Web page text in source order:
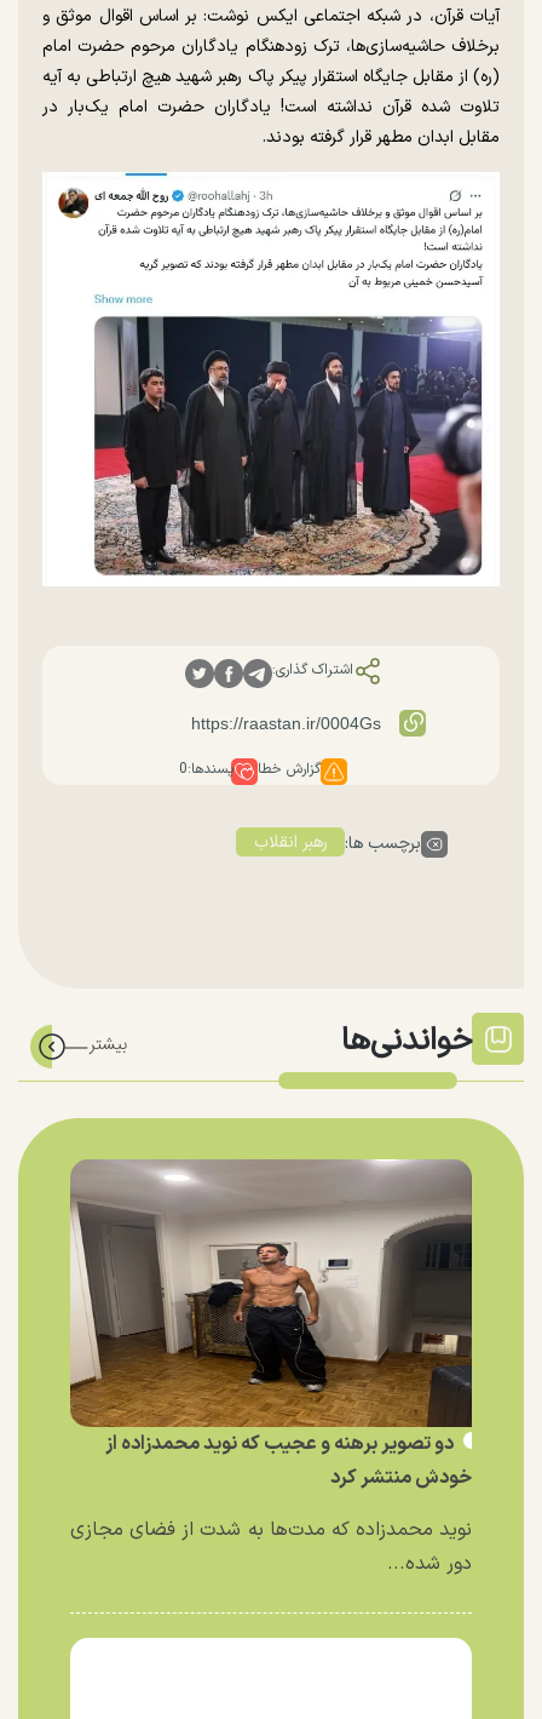
آیات قرآن، در شبکه اجتماعی ایکس نوشت: بر اساس اقوال موثق و
برخلاف حاشیه‌سازی‌ها، ترک زودهنگام یادگاران مرحوم حضرت امام
(ره) از مقابل جایگاه استقرار پیکر پاک رهبر شهید هیچ ارتباطی به آیه
تلاوت شده قرآن نداشته است! یادگاران حضرت امام یک‌بار در
مقابل ابدان مطهر قرار گرفته بودند.
اشتراک گذاری:
گزارش خطا پسندها:0
برچسب ها: رهبر انقلاب
خواندنی‌ها
دو تصویر برهنه و عجیب که نوید محمدزاده از
خودش منتشر کرد
نوید محمدزاده که مدت‌ها به شدت از فضای مجازی
دور شده...